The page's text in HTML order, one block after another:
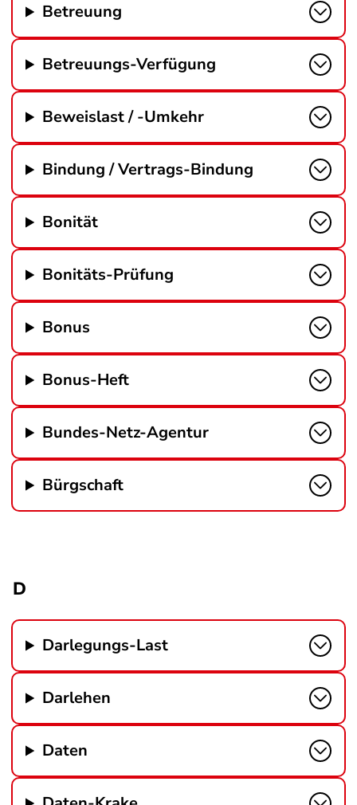
Betreuung
Betreuungs-Verfügung
Beweislast / -Umkehr
Bindung / Vertrags-Bindung
Bonität
Bonitäts-Prüfung
Bonus
Bonus-Heft
Bundes-Netz-Agentur
Bürgschaft
D
Darlegungs-Last
Darlehen
Daten